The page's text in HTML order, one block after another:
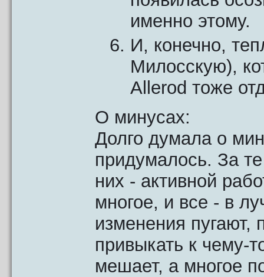
именно этому.
И, конечно,
Милосскую),
Allerod тоже
О минусах:
Долго думала о
придумалось. За
них - активной
многое, и все - в
изменения пугают,
привыкать к чему-
мешает, а многое